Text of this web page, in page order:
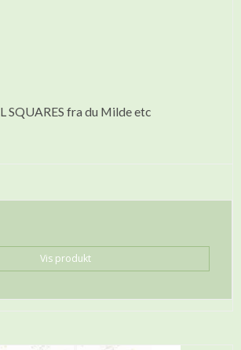
SQUARES fra du Milde etc
Vis produkt